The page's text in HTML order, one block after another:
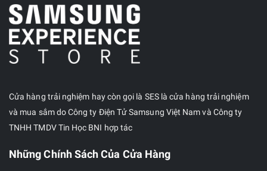
Cửa hàng trải nghiệm hay còn gọi là SES là cửa hàng trải nghiệm
và mua sắm do Công ty Điện Tử Samsung Việt Nam và Công ty
TNHH TMDV Tin Học BNI hợp tác
Những Chính Sách Của Cửa Hàng